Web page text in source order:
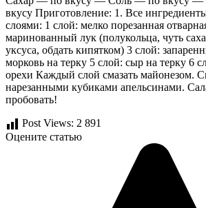
вкусу Приготовление: 1. Все
слоями: 1 слой: мелко порезанная
маринованный лук (полукольца, чуть
уксуса, обдать кипятком) 3 слой:
морковь на терку 5 слой: сыр на терку 6
орехи Каждый слой смазать майонезом.
нарезанными кубиками апельсинами.
пробовать!
Post Views: 2 891
Оцените статью